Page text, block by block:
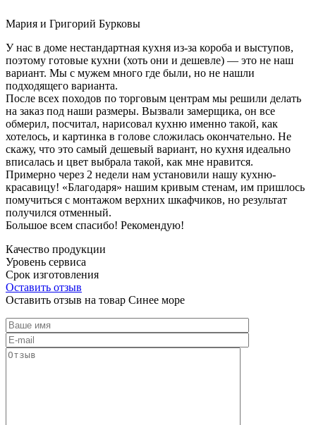
Мария и Григорий Бурковы
У нас в доме нестандартная кухня из-за короба и выступов,
поэтому готовые кухни (хоть они и дешевле) — это не наш
вариант. Мы с мужем много где были, но не нашли
подходящего варианта.
После всех походов по торговым центрам мы решили делать
на заказ под наши размеры. Вызвали замерщика, он все
обмерил, посчитал, нарисовал кухню именно такой, как
хотелось, и картинка в голове сложилась окончательно. Не
скажу, что это самый дешевый вариант, но кухня идеально
вписалась и цвет выбрала такой, как мне нравится.
Примерно через 2 недели нам установили нашу кухню-
красавицу! «Благодаря» нашим кривым стенам, им пришлось
помучиться с монтажом верхних шкафчиков, но результат
получился отменный.
Большое всем спасибо! Рекомендую!
Качество продукции
Уровень сервиса
Срок изготовления
Оставить отзыв
Оставить отзыв на товар Синее море